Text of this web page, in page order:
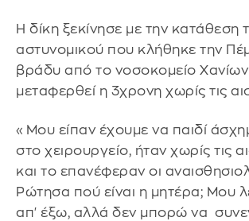
Η δίκη ξεκίνησε με την κατάθεση
αστυνομικού που κλήθηκε την
βράδυ από το νοσοκομείο Χανίων
μεταφερθεί η 3χρονη χωρίς τις
«Μου είπαν έχουμε να παιδί
στο χειρουργείο, ήταν χωρίς τις
και το επανέφεραν οι
Ρώτησα πού είναι η μητέρα; Μου
απ' έξω, αλλά δεν μπορώ να